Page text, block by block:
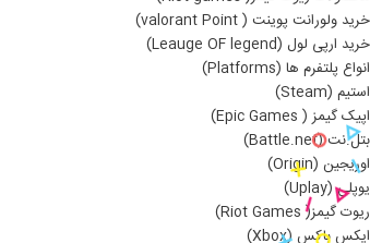
خرید ولورانت پوینت ( valorant Point)
خرید ارپی لول (Leauge OF legend)
انواع پلتفرم ها (Platforms)
استیم (Steam)
اپیک گیمز ( Epic Games)
بتل.نت (Battle.net)
اوریجین (Origin)
یوپلی (Uplay)
ریوت گیمز( Riot Games)
ایکس باکس (Xbox)